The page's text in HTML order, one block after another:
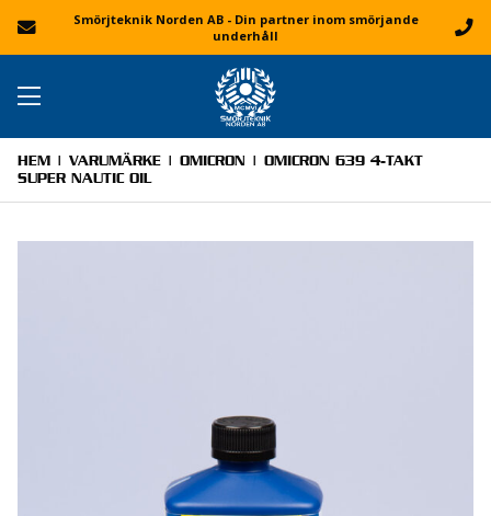
Smörjteknik Norden AB - Din partner inom smörjande
underhåll
HEM | VARUMÄRKE | OMICRON | OMICRON 639 4-TAKT
SUPER NAUTIC OIL